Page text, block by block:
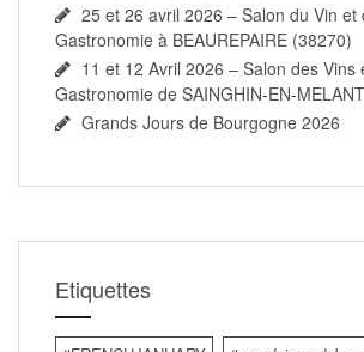
25 et 26 avril 2026 – Salon du Vin et
Gastronomie à BEAUREPAIRE (38270)
11 et 12 Avril 2026 – Salon des Vins
Gastronomie de SAINGHIN-EN-
Grands Jours de Bourgogne 2026
Etiquettes